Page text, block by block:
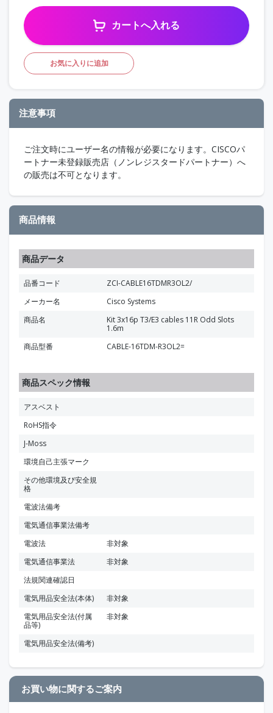
カートへ入れる
お気に入りに追加
注意事項
ご注文時にユーザー名の情報が必要になります。CISCOパ
ートナー未登録販売店（ノンレジスタードパートナー）へ
の販売は不可となります。
商品情報
商品データ
品番コード
ZCI-CABLE16TDMR3OL2/
メーカー名
Cisco Systems
商品名
Kit 3x16p T3/E3 cables 11R Odd Slots
1.6m
商品型番
CABLE-16TDM-R3OL2=
商品スペック情報
アスベスト
RoHS指令
J-Moss
環境自己主張マーク
その他環境及び安全規
格
電波法備考
電気通信事業法備考
電波法
非対象
電気通信事業法
非対象
法規関連確認日
電気用品安全法(本体)
非対象
電気用品安全法(付属
品等)
非対象
電気用品安全法(備考)
お買い物に関するご案内